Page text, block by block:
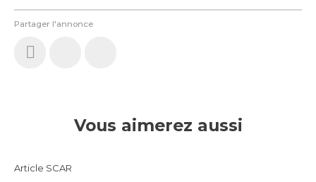
Partager l'annonce
Vous aimerez aussi
Article SCAR